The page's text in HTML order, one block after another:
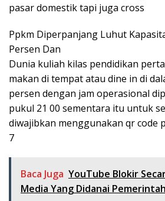
pasar domestik tapi juga cross
Ppkm Diperpanjang Luhut
Persen Dan
Dunia kuliah kilas pendidikan
makan di tempat atau dine in di
persen dengan jam operasional
pukul 21 00 sementara itu untuk
diwajibkan menggunakan qr code
7
Baca Juga YouTube Blokir
Media Yang Didanai